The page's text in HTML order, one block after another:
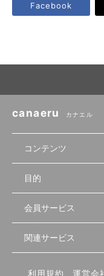
Facebook
canaeru カナエル
コンテンツ
無料開業相談
セミナー情報
セミナー動画
物件を探す
首都圏
先輩開業者の声
目的
店舗運営
物件
内装・設備
会員サービス
会員登録
関連サービス
飲食店サクセスガ
利用規約 運営会